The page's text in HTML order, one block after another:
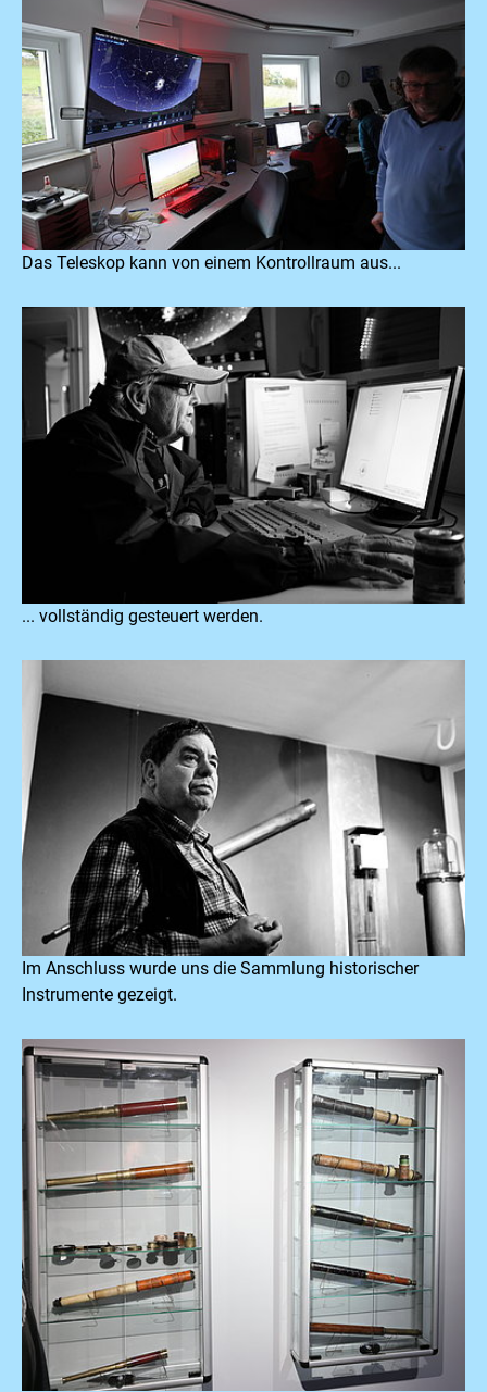
Das Teleskop kann von einem Kontrollraum aus...
... vollständig gesteuert werden.
Im Anschluss wurde uns die Sammlung historischer
Instrumente gezeigt.